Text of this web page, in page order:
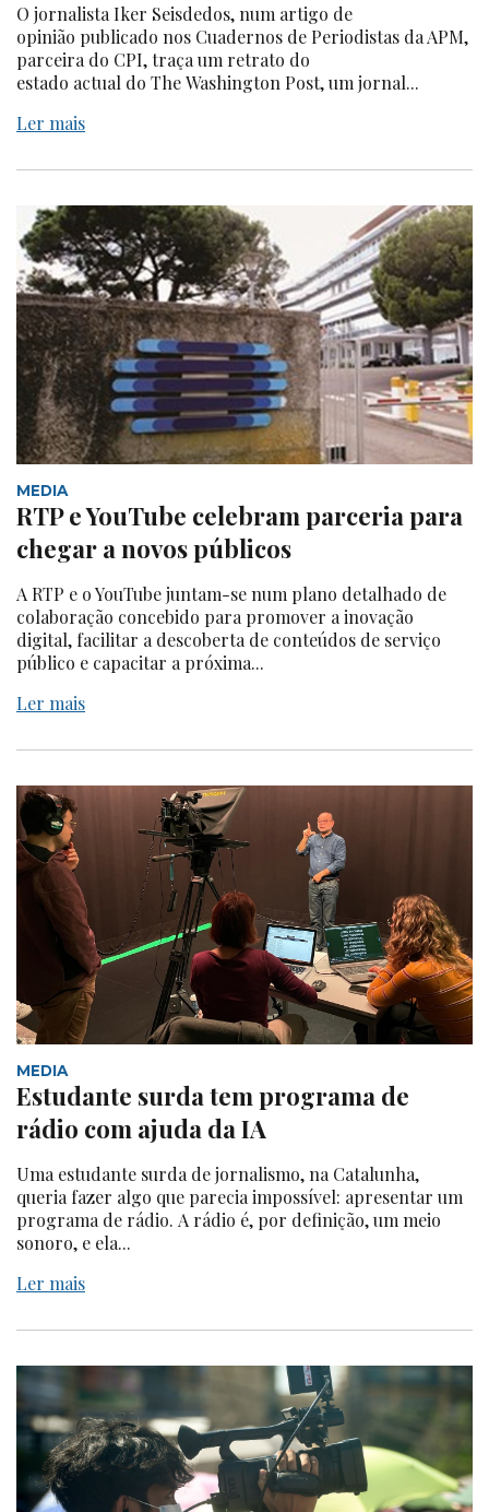
O jornalista Iker Seisdedos, num artigo de
opinião publicado nos Cuadernos de Periodistas da APM,
parceira do CPI, traça um retrato do
estado actual do The Washington Post, um jornal...
Ler mais
MEDIA
RTP e YouTube celebram parceria para
chegar a novos públicos
A RTP e o YouTube juntam-se num plano detalhado de
colaboração concebido para promover a inovação
digital, facilitar a descoberta de conteúdos de serviço
público e capacitar a próxima...
Ler mais
MEDIA
Estudante surda tem programa de
rádio com ajuda da IA
Uma estudante surda de jornalismo, na Catalunha,
queria fazer algo que parecia impossível: apresentar um
programa de rádio. A rádio é, por definição, um meio
sonoro, e ela...
Ler mais